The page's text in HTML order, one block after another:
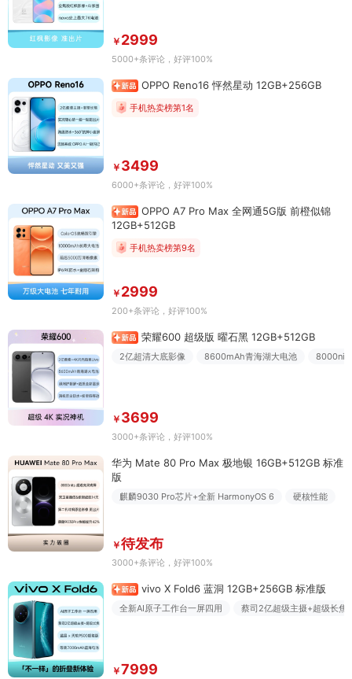
￥ 2999
5000+条评论 ，好评100%
OPPO Reno16 怦然星动 12GB+256GB
手机热卖榜第1名
￥ 3499
6000+条评论 ，好评100%
OPPO A7 Pro Max 全网通5G版 前橙似锦
12GB+512GB
手机热卖榜第9名
￥ 2999
200+条评论 ，好评100%
荣耀600 超级版 曜石黑 12GB+512GB
2亿超清大底影像 8600mAh青海湖大电池
￥ 3699
3000+条评论 ，好评100%
华为 Mate 80 Pro Max 极地银 16GB+512GB 标准
版
麒麟9030 Pro芯片+全新 HarmonyOS 6 硬核性能
￥待发布
3000+条评论 ，好评100%
vivo X Fold6 蓝洞 12GB+256GB 标准版
全新AI原子工作台一屏四用 蔡司2亿超级主摄+超级长焦
￥7999